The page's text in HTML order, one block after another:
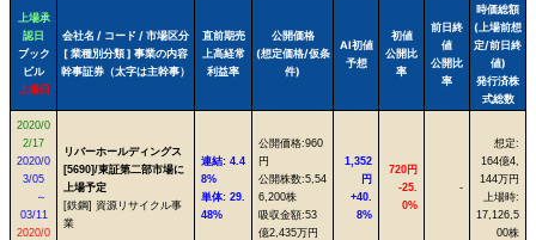
上場承
認日
ブック
ビル
上場日
会社名 / コード / 市場区分
[ 業種別分類 ] 事業の内容
幹事証券（太字は主幹事）
直前期売
上高経常
利益率
公開価格
(想定価格/仮条
件)
AI初値
予想
初値
公開比
率
前日終
値
公開比
率
時価総額
(上場前想
定/前日終
値)
発行済株
式総数
2020/0
2/17
2020/0
3/05
～
03/11
2020/0
リバーホールディングス
[5690]/東証第二部市場に
上場予定
[鉄鋼] 資源リサイクル事
業
連結: 4.4
8%
単体: 29.
48%
公開価格:960
円
公開株数:5,54
6,200株
吸収金額:53
億2,435万円
1,352
円
+40.
8%
720円
-25.
0%
-
想定:
164億4,
144万円
上場時:
17,126,5
00株